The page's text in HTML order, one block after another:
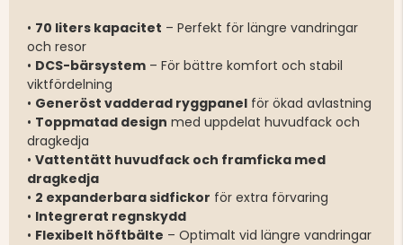
• 70 liters kapacitet – Perfekt för längre vandringar
och resor
• DCS-bärsystem – För bättre komfort och stabil
viktfördelning
• Generöst vadderad ryggpanel för ökad avlastning
• Toppmatad design med uppdelat huvudfack och
dragkedja
• Vattentätt huvudfack och framficka med
dragkedja
• 2 expanderbara sidfickor för extra förvaring
• Integrerat regnskydd
• Flexibelt höftbälte – Optimalt vid längre vandringar